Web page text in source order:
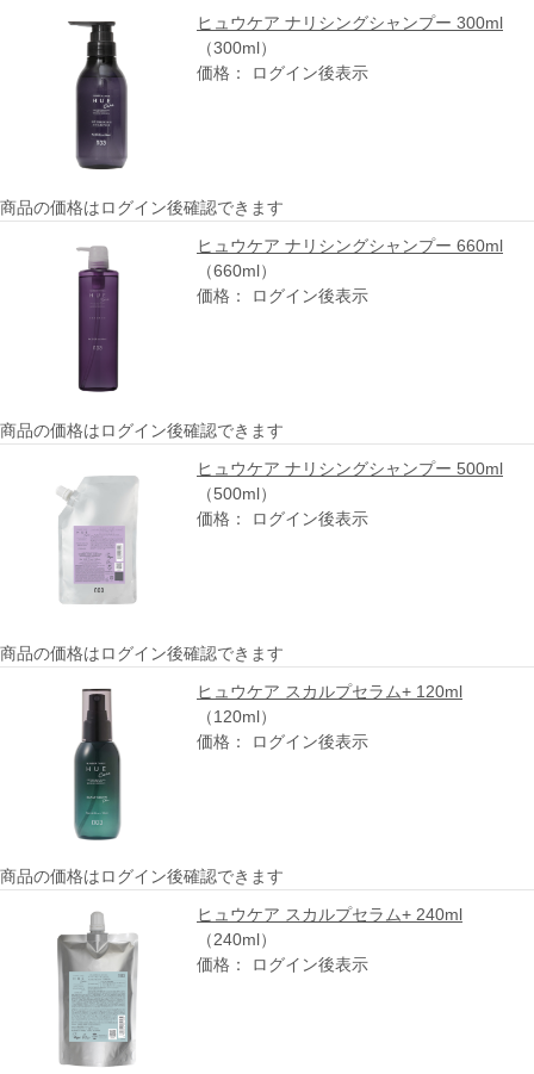
ヒュウケア ナリシングシャンプー 300ml
（300ml）
価格： ログイン後表示
商品の価格はログイン後確認できます
ヒュウケア ナリシングシャンプー 660ml
（660ml）
価格： ログイン後表示
商品の価格はログイン後確認できます
ヒュウケア ナリシングシャンプー 500ml
（500ml）
価格： ログイン後表示
商品の価格はログイン後確認できます
ヒュウケア スカルプセラム+ 120ml
（120ml）
価格： ログイン後表示
商品の価格はログイン後確認できます
ヒュウケア スカルプセラム+ 240ml
（240ml）
価格： ログイン後表示